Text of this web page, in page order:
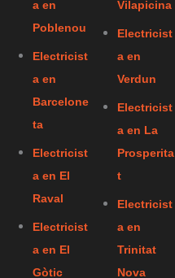
a en
Poblenou
Electricist
a en
Barcelone
ta
Electricist
a en El
Raval
Electricist
a en El
Gòtic
Vilapicina
Electricist
a en
Verdun
Electricist
a en La
Prosperita
t
Electricist
a en
Trinitat
Nova